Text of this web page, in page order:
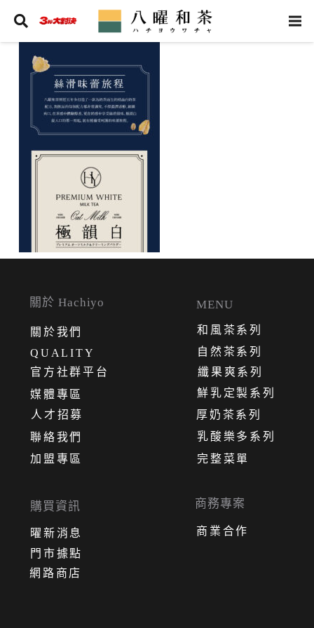
人才招募
關於 Hachiyo
關 於我們
QUALITY
官方社群平台
媒體專區
網路商店
門市據點
曜新消息
購買資訊
聯絡我們
加盟專區
商務專案
商業合作
乳酸樂多系列
厚奶茶系列
鮮乳定製系列
纖果爽系列
自然茶系列
和風茶系列
MENU
完整菜單